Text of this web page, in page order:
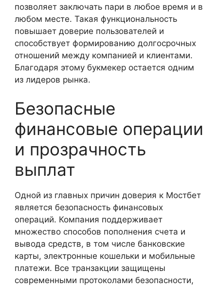
позволяет заключать пари в любое время и в
любом месте. Такая функциональность
повышает доверие пользователей и
способствует формированию долгосрочных
отношений между компанией и клиентами.
Благодаря этому букмекер остается одним
из лидеров рынка.
Безопасные
финансовые операции
и прозрачность
выплат
Одной из главных причин доверия к Мостбет
является безопасность финансовых
операций. Компания поддерживает
множество способов пополнения счета и
вывода средств, в том числе банковские
карты, электронные кошельки и мобильные
платежи. Все транзакции защищены
современными протоколами безопасности,